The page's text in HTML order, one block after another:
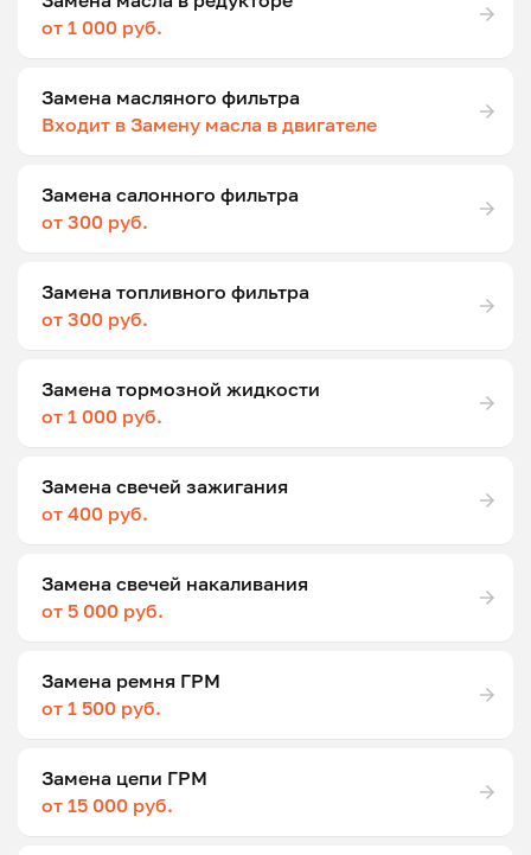
от 1 000 руб.
Замена масляного фильтра
Входит в Замену масла в двигателе
Замена салонного фильтра
от 300 руб.
Замена топливного фильтра
от 300 руб.
Замена тормозной жидкости
от 1 000 руб.
Замена свечей зажигания
от 400 руб.
Замена свечей накаливания
от 5 000 руб.
Замена ремня ГРМ
от 1 500 руб.
Замена цепи ГРМ
от 15 000 руб.